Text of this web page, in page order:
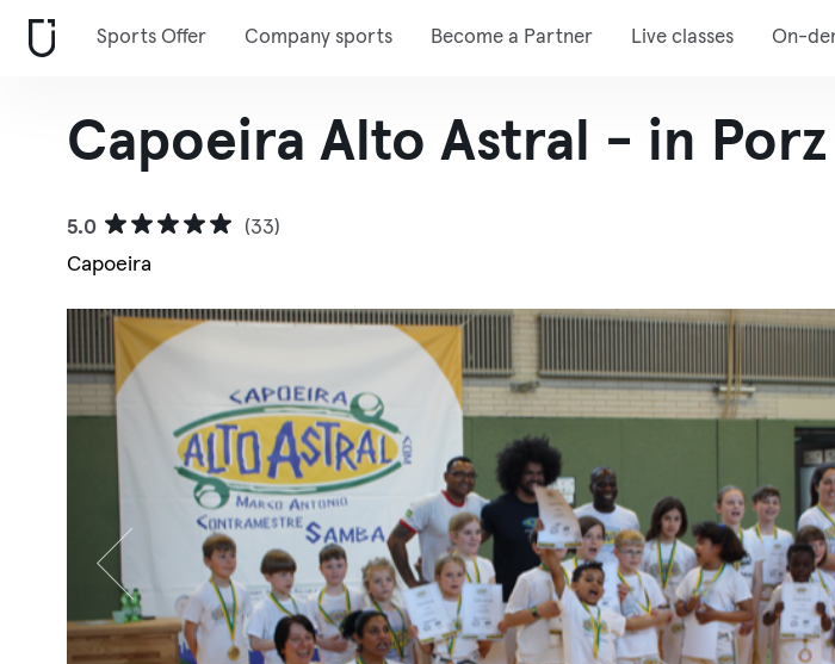
Sports Offer Company sports Become a Partner Live classes On-
Capoeira Alto Astral - in
5.0
(33)
Capoeira